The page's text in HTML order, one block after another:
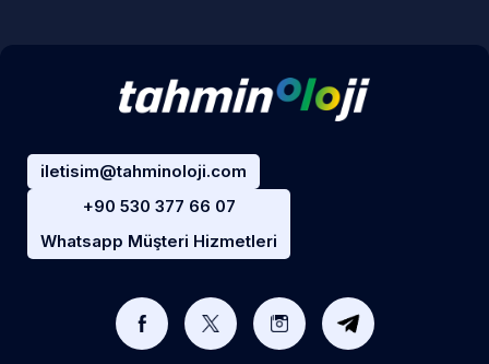
iletisim@tahminoloji.com
+90 530 377 66 07
Whatsapp Müşteri Hizmetleri